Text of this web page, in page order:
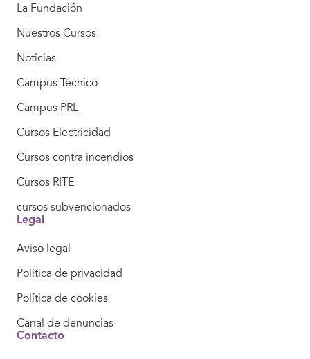
La Fundación
Nuestros Cursos
Noticias
Campus Técnico
Campus PRL
Cursos Electricidad
Cursos contra incendios
Cursos RITE
cursos subvencionados
Legal
Aviso legal
Política de privacidad
Política de cookies
Canal de denuncias
Contacto